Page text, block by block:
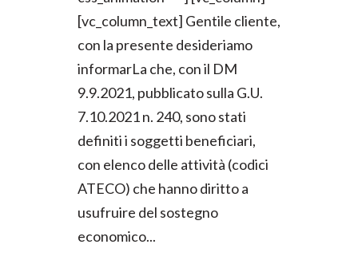
[vc_column_text] Gentile cliente,
con la presente desideriamo
informarLa che, con il DM
9.9.2021, pubblicato sulla G.U.
7.10.2021 n. 240, sono stati
definiti i soggetti beneficiari,
con elenco delle attività (codici
ATECO) che hanno diritto a
usufruire del sostegno
economico...